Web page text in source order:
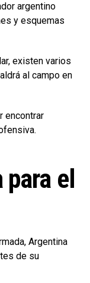
argentino
y esquemas
existen varios
al campo en
encontrar
para el
Argentina
de su